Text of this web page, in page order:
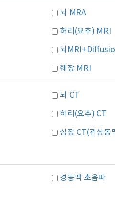
뇌 MRA
허리(요추) MRI
뇌
췌장 MRI
뇌 CT
허리(요추) CT
심장 CT(관상동
경동맥 초음파